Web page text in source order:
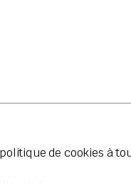
de cookies à